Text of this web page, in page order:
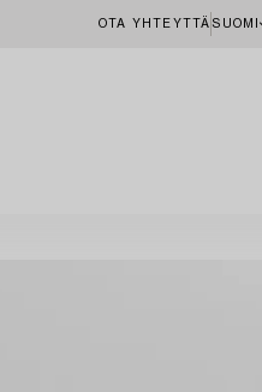
OTA YHTEYTTÄ SUOMI